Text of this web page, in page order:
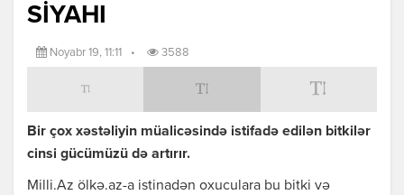
SİYAHI
Noyabr 19, 11:11 • 3588
Bir çox xəstəliyin müalicəsində istifadə edilən bitkilər
cinsi gücümüzü də artırır.
Milli.Az ölkə.az-a istinadən oxuculara bu bitki və